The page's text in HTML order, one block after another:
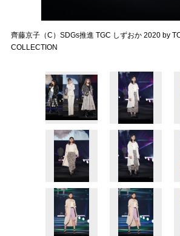
齊藤京子（C）SDGs推進 TGC しずおか 2020 by
COLLECTION